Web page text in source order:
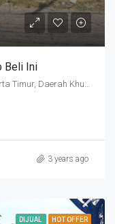
Beli Ini
3 years ago
DIJUAL HOT OFFER